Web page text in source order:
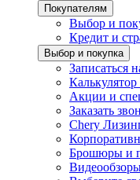
Покупателям
Выбор и
Кредит и
Выбор и покупка
Записаться
Акции и
Заказать
Chery
Брошюры и